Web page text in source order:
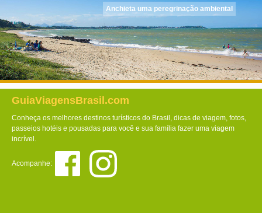
Anchieta uma peregrinação ambiental
GuiaViagensBrasil.com
Conheça os melhores destinos turísticos do Brasil, dicas de viagem, fotos,
passeios hotéis e pousadas para você e sua família fazer uma viagem
incrível.
Acompanhe: